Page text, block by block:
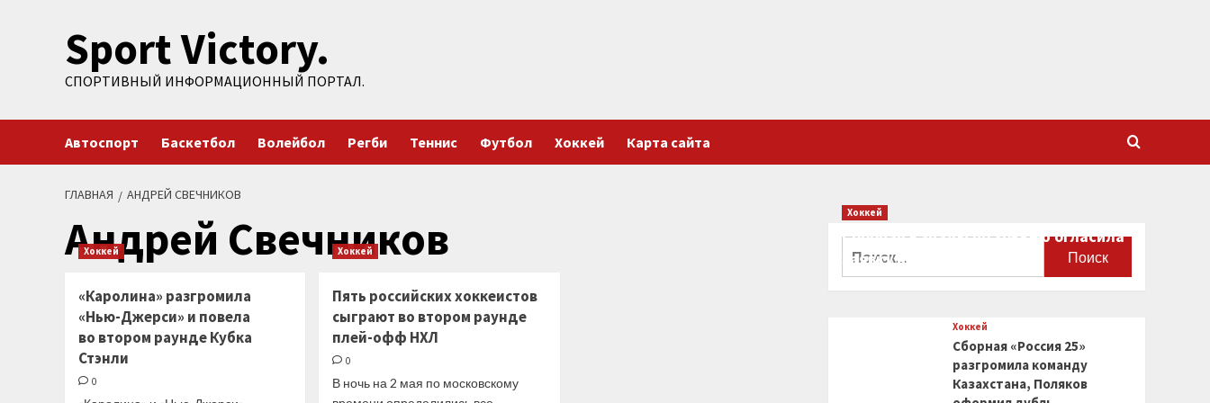
содержимомуSport Victory.
СПОРТИВНЫЙ ИНФОРМАЦИОННЫЙ ПОРТАЛ.
Автоспорт Баскетбол Волейбол Регби Теннис Футбол Хоккей Карта сайта
ГЛАВНАЯ АНДРЕЙ СВЕЧНИКОВ
Андрей Свечников
Хоккей
«Каролина» разгромила
«Нью-Джерси» и повела
во втором раунде Кубка
Стэнли
0
Хоккей
Пять российских хоккеистов
сыграют во втором раунде
плей-офф НХЛ
0
В ночь на 2 мая по московскому
Хоккей
Сборная Канады по хоккею огласила
заявку на чемпионат мира
Хоккей
Сборная «Россия 25»
разгромила команду
Казахстана, Поляков